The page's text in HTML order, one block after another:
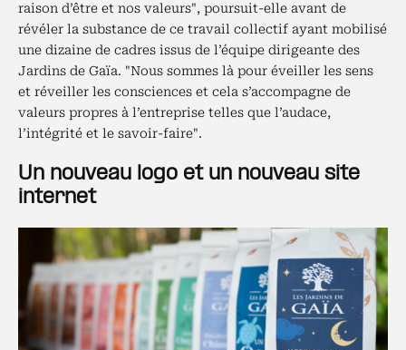
raison d’être et nos valeurs", poursuit-elle avant de
révéler la substance de ce travail collectif ayant mobilisé
une dizaine de cadres issus de l’équipe dirigeante des
Jardins de Gaïa. "Nous sommes là pour éveiller les sens
et réveiller les consciences et cela s’accompagne de
valeurs propres à l’entreprise telles que l’audace,
l’intégrité et le savoir-faire".
Un nouveau logo et un nouveau site
internet